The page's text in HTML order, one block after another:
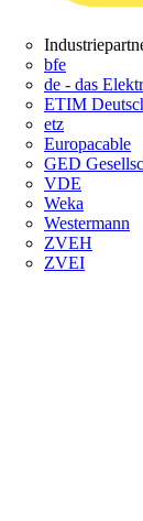
bfe
de - das
ETIM
etz
Europacable
GED
VDE
Weka
Westermann
ZVEH
ZVEI